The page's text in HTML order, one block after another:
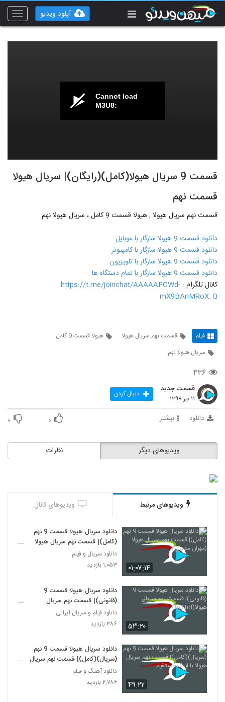
Toggle
آپلود ویدیو
Cannot load
M3U8:
قسمت 9 سریال هیولا(کامل)(رایگان)| سریال هیولا
قسمت نهم
قسمت نهم سریال هیولا , هیولا قسمت 9 کامل ، سریال هیولا نهم
دانلود قسمت 9 هیولا سازگار با موبایل
دانلود قسمت 9 هیولا سازگار با کامپیوتر
دانلود قسمت 9 هیولا سازگار با تلویزیون
دانلود قسمت 9 هیولا سازگار با تمام دستگاه ها
کانال تلگرام : https://t.me/joinchat/AAAAAFCWd-
mX9BAnMRoX_Q
فیلم قسمت نهم سریال هیولا
هیولا قسمت 9 کامل
سریال هیولا نهم
۴۲۶
قسمت جدید
۱۱ تیر ۱۳۹۸ دنبال کردن
دانلود بیشتر ۰ ۰
نظرات ویدیوهای دیگر
ویدیوهای مرتبط ویدیوهای کانال
۰۱:۰۷:۱۴
دانلود سریال هیولا قسمت 9 نهم
(کامل)| قسمت نهم سریال هیولا
(مهران مدیری)
دانلود سریال و فیلم
۱,۰۵۳ بازدید
۵۳:۲۰
دانلود سریال هیولا قسمت 9
(قانونی)| قسمت نهم سریال
هیولا(full hd)
دانلود فیلم و سریال ایرانی
۳۸۶ بازدید
۴۹:۲۲
دانلود سریال هیولا قسمت 9 نهم
(سریال)(کامل)| قسمت نهم سریال
هیولا با لینک مستقیم
دانلود آهنگ و فیلم
۲,۷۸۶ بازدید